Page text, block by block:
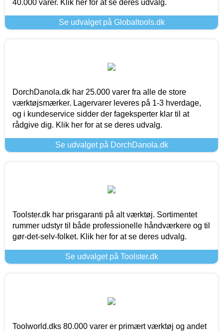
40.000 varer. Klik her for at se deres udvalg.
Se udvalget på Globaltools.dk
DorchDanola.dk har 25.000 varer fra alle de store
værktøjsmærker. Lagervarer leveres på 1-3 hverdage,
og i kundeservice sidder der fageksperter klar til at
rådgive dig. Klik her for at se deres udvalg.
Se udvalget på DorchDanola.dk
Toolster.dk har prisgaranti på alt værktøj. Sortimentet
rummer udstyr til både professionelle håndværkere og til
gør-det-selv-folket. Klik her for at se deres udvalg.
Se udvalget på Toolster.dk
Toolworld.dks 80.000 varer er primært værktøj og andet